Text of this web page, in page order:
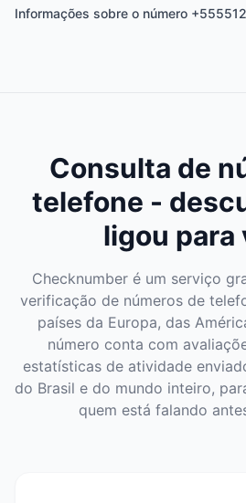
Informações sobre o número
Consulta de
telefone -
ligou para
Checknumber é um serviço
verificação de números de
países da Europa, das
número conta com
estatísticas de atividade
do Brasil e do mundo inteiro,
quem está falando